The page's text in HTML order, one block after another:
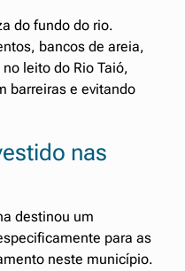
do fundo do rio.
bancos de areia,
leito do Rio Taió,
barreiras e evitando
nas
destinou um
para as
neste município.